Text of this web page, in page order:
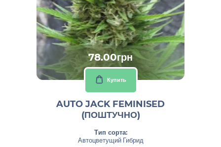
78.00грн
Купить
AUTO JACK FEMINISED
(ПОШТУЧНО)
Тип сорта:
Автоцветущий Гибрид